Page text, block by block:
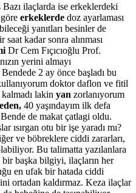
Bazı ilaçlarda ise erkeklerdeki
erkeklerde doz ayarlaması
yanıtları besinler de
kadar sonra alınması
Dr Cem Fıçıcıoğlu Prof.
yerini almayı
2 ay önce başladı bu
doktor daflon ve fitil
lakin yan zorlanıyorum
40 yaşındayım ilk defa
Bende de makat çatlagi oldu.
ısırgan otu bir işe yaradı mı?
ve böbreklere ciddi zararları,
Bu talimatta yazılanlara
başka bilgiyi, ilaçların her
en ufak bir hatada ciddi
ortadan kaldırmaz. Keza ilaçlar